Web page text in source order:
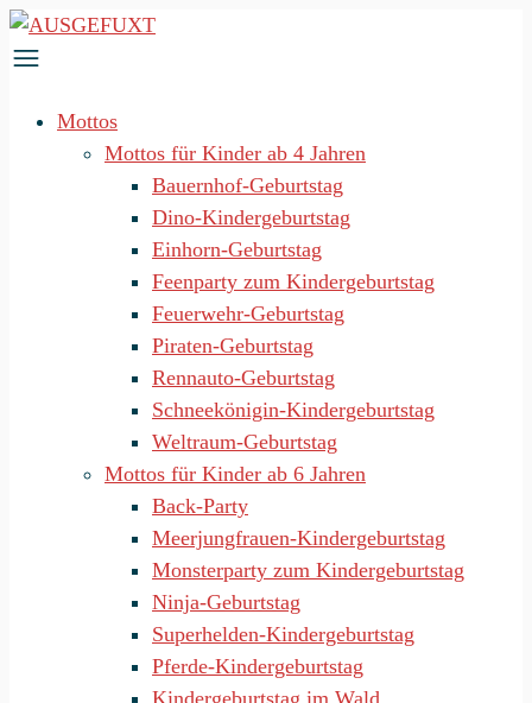
Zum
Inhalt
Mottos
Mottos für Kinder ab 4 Jahren
Bauernhof-Geburtstag
Dino-Kindergeburtstag
Einhorn-Geburtstag
Feenparty zum Kindergeburtstag
Feuerwehr-Geburtstag
Piraten-Geburtstag
Rennauto-Geburtstag
Schneekönigin-Kindergeburtstag
Weltraum-Geburtstag
Mottos für Kinder ab 6 Jahren
Back-Party
Meerjungfrauen-Kindergeburtstag
Monsterparty zum Kindergeburtstag
Ninja-Geburtstag
Superhelden-Kindergeburtstag
Pferde-Kindergeburtstag
Kindergeburtstag im Wald